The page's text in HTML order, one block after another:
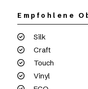
Empfohlene
Silk
Craft
Touch
Vinyl